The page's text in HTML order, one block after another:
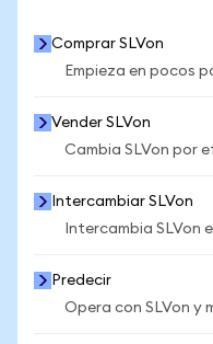
Comprar SLVon
Empieza en pocos
Vender SLVon
Cambia SLVon por
Intercambiar SLVon
Intercambia SLVon
Predecir
Opera con SLVon y